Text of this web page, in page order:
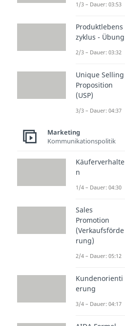
1/3 – Dauer: 03:53
Produktlebens
zyklus - Übung
2/3 – Dauer: 03:32
Unique Selling
Proposition
(USP)
3/3 – Dauer: 04:37
Marketing
Kommunikationspolitik
Käuferverhalte
n
1/4 – Dauer: 04:30
Sales
Promotion
(Verkaufsförde
rung)
2/4 – Dauer: 05:12
Kundenorienti
erung
3/4 – Dauer: 04:17